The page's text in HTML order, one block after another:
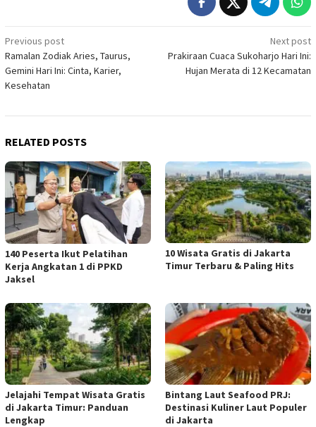
Post
navigation
Previous post
Ramalan Zodiak Aries, Taurus,
Gemini Hari Ini: Cinta, Karier,
Kesehatan
Next post
Prakiraan Cuaca Sukoharjo Hari Ini:
Hujan Merata di 12 Kecamatan
RELATED POSTS
140 Peserta Ikut Pelatihan
Kerja Angkatan 1 di PPKD
Jaksel
10 Wisata Gratis di Jakarta
Timur Terbaru & Paling Hits
Jelajahi Tempat Wisata Gratis
di Jakarta Timur: Panduan
Lengkap
Bintang Laut Seafood PRJ:
Destinasi Kuliner Laut Populer
di Jakarta